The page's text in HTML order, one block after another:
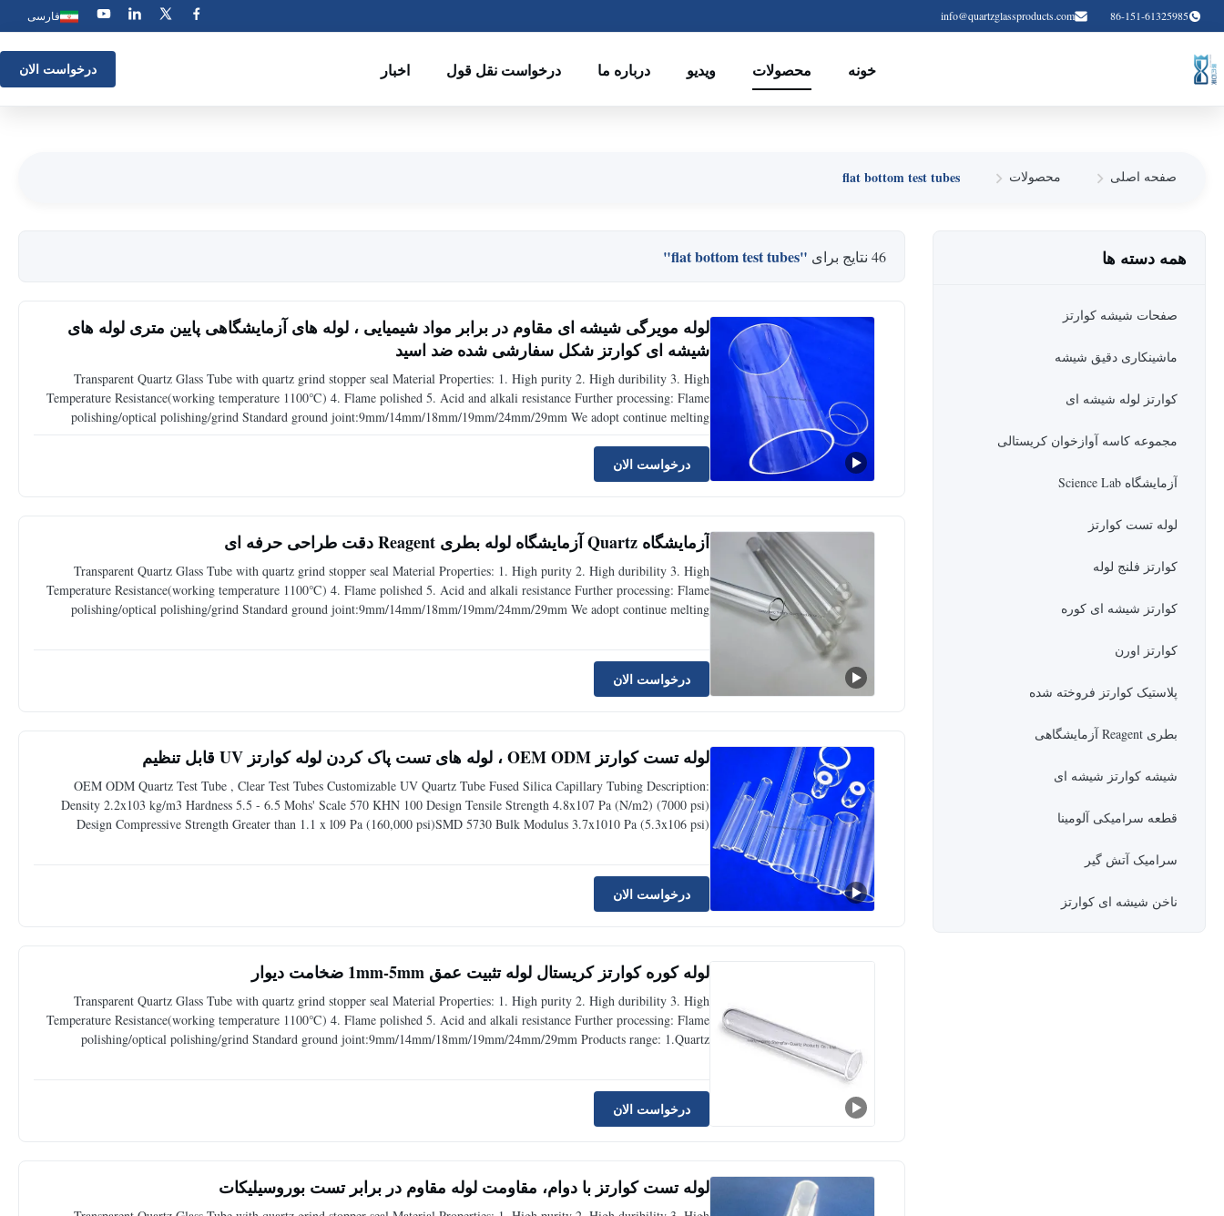
86-151-61325985
info@quartzglassproducts.com فارسی
خونه محصولات ویدیو درباره ما درخواست نقل قول اخبار درخواست الان
صفحه اصلی محصولات flat bottom test tubes
همه دسته ها
صفحات شیشه کوارتز
ماشینکاری دقیق شیشه
کوارتز لوله شیشه ای
مجموعه کاسه آوازخوان کریستالی
آزمایشگاه Science Lab
لوله تست کوارتز
کوارتز فلنج لوله
کوارتز شیشه ای کوره
کوارتز اورن
پلاستیک کوارتز فروخته شده
بطری Reagent آزمایشگاهی
شیشه کوارتز شیشه ای
قطعه سرامیکی آلومینا
سرامیک آتش گیر
ناخن شیشه ای کوارتز
46 نتایج برای "flat bottom test tubes"
لوله مویرگی شیشه ای مقاوم در برابر مواد شیمیایی ، لوله های آزمایشگاهی پایین متری لوله های
شیشه ای کوارتز شکل سفارشی شده ضد اسید
Transparent Quartz Glass Tube with quartz grind stopper seal Material Properties: 1. High purity 2. High duribility 3. High
Temperature Resistance(working temperature 1100℃) 4. Flame polished 5. Acid and alkali resistance Further processing: Flame
polishing/optical polishing/grind Standard ground joint:9mm/14mm/18mm/19mm/24mm/29mm We adopt continue melting
درخواست الان
آزمایشگاه Quartz آزمایشگاه لوله بطری Reagent دقت طراحی حرفه ای
Transparent Quartz Glass Tube with quartz grind stopper seal Material Properties: 1. High purity 2. High duribility 3. High
Temperature Resistance(working temperature 1100℃) 4. Flame polished 5. Acid and alkali resistance Further processing: Flame
polishing/optical polishing/grind Standard ground joint:9mm/14mm/18mm/19mm/24mm/29mm We adopt continue melting
درخواست الان
لوله تست کوارتز OEM ODM ، لوله های تست پاک کردن لوله کوارتز UV قابل تنظیم
OEM ODM Quartz Test Tube , Clear Test Tubes Customizable UV Quartz Tube Fused Silica Capillary Tubing Description:
Density 2.2x103 kg/m3 Hardness 5.5 - 6.5 Mohs' Scale 570 KHN 100 Design Tensile Strength 4.8x107 Pa (N/m2) (7000 psi)
Design Compressive Strength Greater than 1.1 x l09 Pa (160,000 psi)SMD 5730 Bulk Modulus 3.7x1010 Pa (5.3x106 psi)
درخواست الان
لوله کوره کوارتز کریستال لوله تثبیت عمق 1mm-5mm ضخامت دیوار
Transparent Quartz Glass Tube with quartz grind stopper seal Material Properties: 1. High purity 2. High duribility 3. High
Temperature Resistance(working temperature 1100℃) 4. Flame polished 5. Acid and alkali resistance Further processing: Flame
polishing/optical polishing/grind Standard ground joint:9mm/14mm/18mm/19mm/24mm/29mm Products range: 1.Quartz
درخواست الان
لوله تست کوارتز با دوام، مقاومت لوله مقاوم در برابر تست بوروسیلیکات